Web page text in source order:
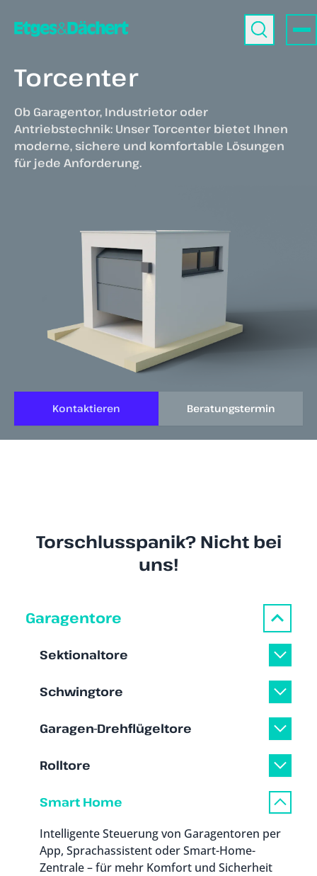
Torcenter
Ob Garagentor, Industrietor oder
Antriebstechnik: Unser Torcenter bietet Ihnen
moderne, sichere und komfortable Lösungen
für jede Anforderung.
Kontaktieren Beratungstermin
Torschlusspanik? Nicht bei
uns!
Garagentore
Sektionaltore
Schwingtore
Garagen-Drehflügeltore
Rolltore
Smart Home
Intelligente Steuerung von Garagentoren per
App, Sprachassistent oder Smart-Home-
Zentrale – für mehr Komfort und Sicherheit